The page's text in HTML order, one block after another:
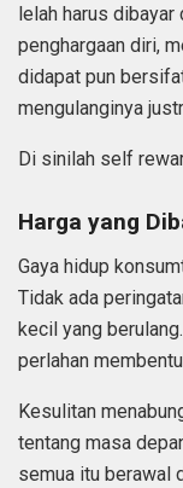
lelah harus dibayar
penghargaan diri,
didapat pun
mengulanginya
Di sinilah self
Harga yang
Gaya hidup
Tidak ada
kecil yang
perlahan
Kesulitan
tentang masa
semua itu berawal